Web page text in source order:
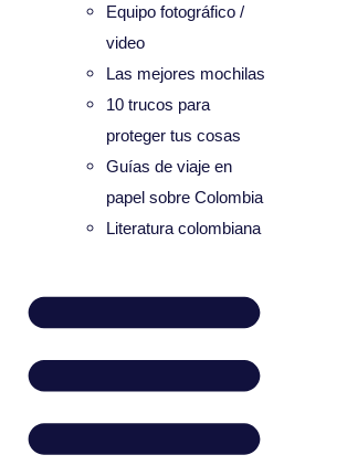
Equipo fotográfico /
video
Las mejores mochilas
10 trucos para
proteger tus cosas
Guías de viaje en
papel sobre Colombia
Literatura colombiana